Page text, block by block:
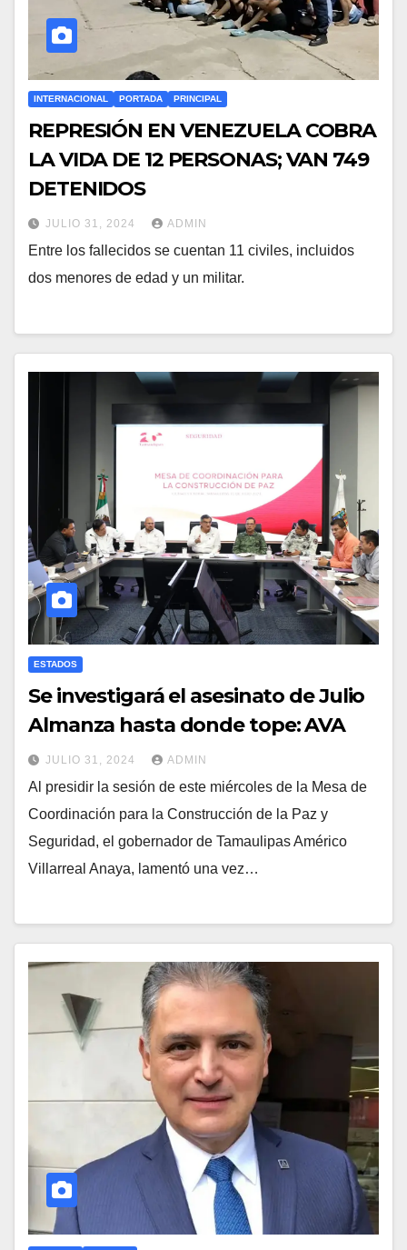
INTERNACIONAL PORTADA PRINCIPAL
REPRESIÓN EN VENEZUELA COBRA
LA VIDA DE 12 PERSONAS; VAN 749
DETENIDOS
JULIO 31, 2024 ADMIN
Entre los fallecidos se cuentan 11 civiles, incluidos
dos menores de edad y un militar.
ESTADOS
Se investigará el asesinato de Julio
Almanza hasta donde tope: AVA
JULIO 31, 2024 ADMIN
Al presidir la sesión de este miércoles de la Mesa de
Coordinación para la Construcción de la Paz y
Seguridad, el gobernador de Tamaulipas Américo
Villarreal Anaya, lamentó una vez…